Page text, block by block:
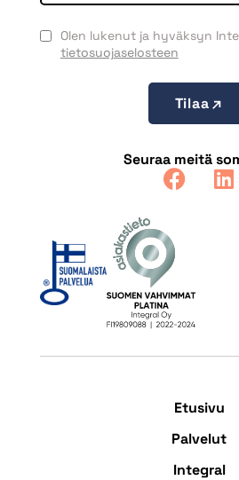
Olen lukenut ja hyväksyn
tietosuojaselosteen
Tilaa
Seuraa meitä
Etusivu
Palvelut
Integral